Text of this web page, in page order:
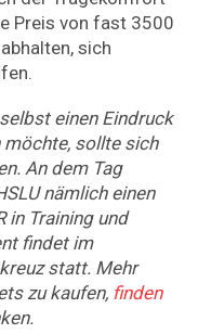
Preis von fast 3500
sich
einen Eindruck
möchte, sollte sich
An dem Tag
nämlich einen
in Training und
findet im
statt. Mehr
zu kaufen, finden